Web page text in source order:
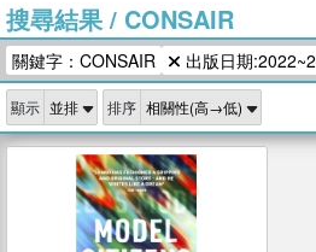
父親節 、
推薦 、
念華 、
孩：黎曼猜
搜尋結果/ CONSAIR
關鍵字：CONSAIR
出版日期
顯示 排序